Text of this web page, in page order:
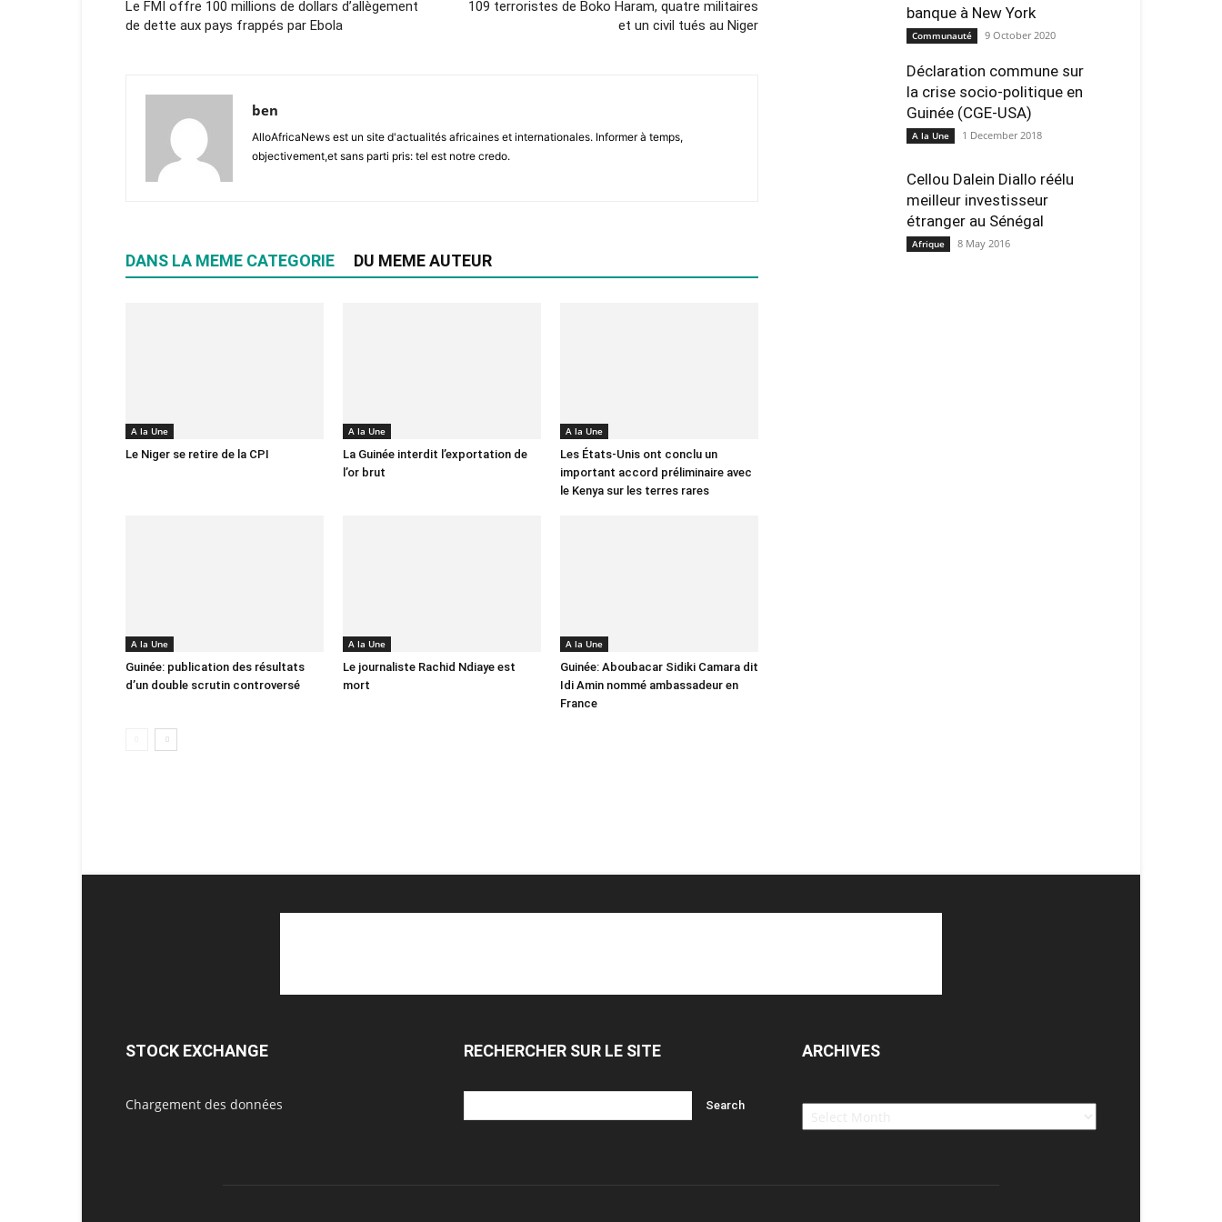
Le FMI offre 100 millions de dollars d’allègement
de dette aux pays frappés par Ebola
109 terroristes de Boko Haram, quatre militaires
et un civil tués au Niger
ben
AlloAfricaNews est un site d'actualités africaines et internationales. Informer à temps,
objectivement,et sans parti pris: tel est notre credo.
DANS LA MEME CATEGORIE DU MEME AUTEUR
A la Une
Le Niger se retire de la CPI
A la Une
La Guinée interdit l’exportation de
l’or brut
A la Une
Les États-Unis ont conclu un
important accord préliminaire avec
le Kenya sur les terres rares
A la Une
Guinée: publication des résultats
d’un double scrutin controversé
A la Une
Le journaliste Rachid Ndiaye est
mort
A la Une
Guinée: Aboubacar Sidiki Camara dit
Idi Amin nommé ambassadeur en
France
banque à New York
Communauté 9 October 2020
Déclaration commune sur
la crise socio-politique en
Guinée (CGE-USA)
A la Une 1 December 2018
Cellou Dalein Diallo réélu
meilleur investisseur
étranger au Sénégal
Afrique 8 May 2016
STOCK EXCHANGE
Chargement des données
RECHERCHER SUR LE SITE ARCHIVES
Archives